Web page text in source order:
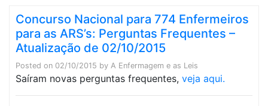
Concurso Nacional para 774 Enfermeiros
para as ARS’s: Perguntas Frequentes –
Atualização de 02/10/2015
Posted on 02/10/2015 by A Enfermagem e as Leis
Saíram novas perguntas frequentes, veja aqui.